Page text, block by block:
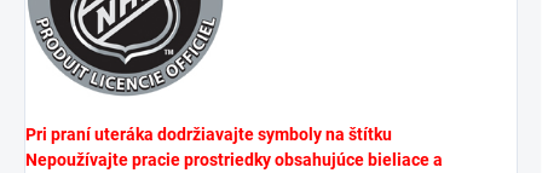
Pri praní uteráka dodržiavajte symboly na štítku
Nepoužívajte pracie prostriedky obsahujúce bieliace a